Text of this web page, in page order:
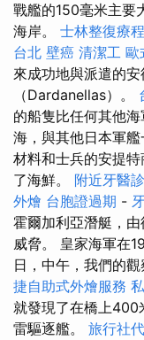
戰艦的150毫米主要
海岸。 士林整復療程
台北 壁癌 清潔工 歐
來成功地與派遣的
（Dardanellas）。
的船隻比任何其他
海，與其他日本軍
材料和士兵的安提
了海鮮。 附近牙醫
外燴 台胞證過期 -
霍爾加利亞潛艇，
威脅。 皇家海軍在
日，中午，我們的
捷自助式外燴服務
就發現了在橋上400
雷驅逐艦。 旅行社